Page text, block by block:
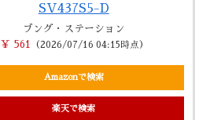
SV437S5-D
ブング・ステーション
￥ 561
（2026/07/16 04:15時点）
Amazonで検索
楽天で検索